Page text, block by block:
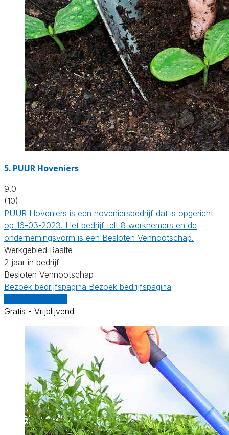
5. PUUR Hoveniers
9.0
(10)
PUUR Hoveniers is een hoveniersbedrijf dat is opgericht
op 16-03-2023. Het bedrijf telt 8 werknemers en de
ondernemingsvorm is een Besloten Vennootschap.
Werkgebied Raalte
2 jaar in bedrijf
Besloten Vennootschap
Bezoek bedrijfspagina Bezoek bedrijfspagina
Gratis - Vrijblijvend